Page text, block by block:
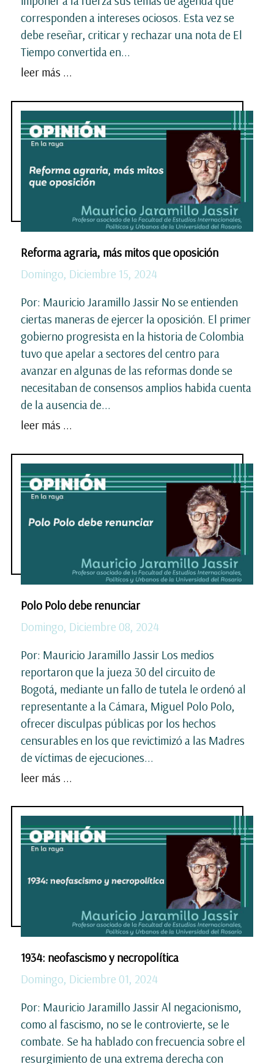
corresponden a intereses ociosos. Esta vez se
debe reseñar, criticar y rechazar una nota de El
Tiempo convertida en...
leer más ...
Reforma agraria, más mitos que oposición
Domingo, Diciembre 15, 2024
Por: Mauricio Jaramillo Jassir No se entienden
ciertas maneras de ejercer la oposición. El primer
gobierno progresista en la historia de Colombia
tuvo que apelar a sectores del centro para
avanzar en algunas de las reformas donde se
necesitaban de consensos amplios habida cuenta
de la ausencia de...
leer más ...
Polo Polo debe renunciar
Domingo, Diciembre 08, 2024
Por: Mauricio Jaramillo Jassir Los medios
reportaron que la jueza 30 del circuito de
Bogotá, mediante un fallo de tutela le ordenó al
representante a la Cámara, Miguel Polo Polo,
ofrecer disculpas públicas por los hechos
censurables en los que revictimizó a las Madres
de víctimas de ejecuciones...
leer más ...
1934: neofascismo y necropolítica
Domingo, Diciembre 01, 2024
Por: Mauricio Jaramillo Jassir Al negacionismo,
como al fascismo, no se le controvierte, se le
combate. Se ha hablado con frecuencia sobre el
resurgimiento de una extrema derecha con